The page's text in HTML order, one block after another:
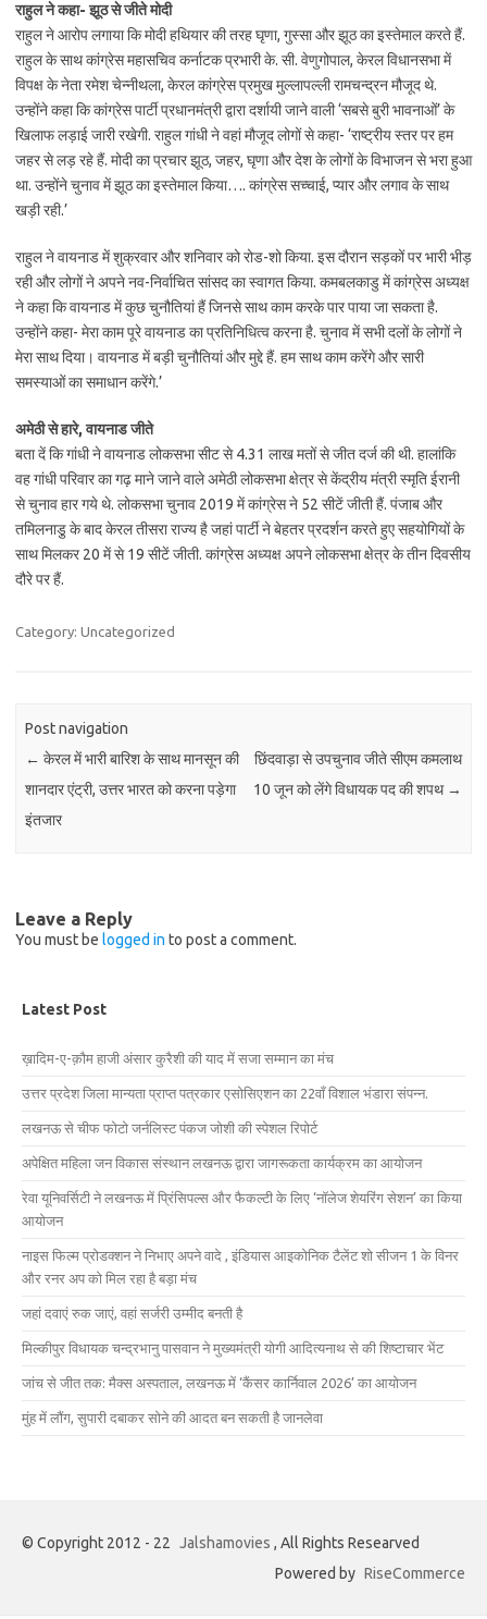
राहुल ने कहा- झूठ से जीते मोदी
राहुल ने आरोप लगाया कि मोदी हथियार की तरह घृणा, गुस्सा और झूठ का इस्तेमाल करते हैं.
राहुल के साथ कांग्रेस महासचिव कर्नाटक प्रभारी के. सी. वेणुगोपाल, केरल विधानसभा में
विपक्ष के नेता रमेश चेन्नीथला, केरल कांग्रेस प्रमुख मुल्लापल्ली रामचन्द्रन मौजूद थे.
उन्होंने कहा कि कांग्रेस पार्टी प्रधानमंत्री द्वारा दर्शायी जाने वाली ‘सबसे बुरी भावनाओं’ के
खिलाफ लड़ाई जारी रखेगी. राहुल गांधी ने वहां मौजूद लोगों से कहा- ‘राष्ट्रीय स्तर पर हम
जहर से लड़ रहे हैं. मोदी का प्रचार झूठ, जहर, घृणा और देश के लोगों के विभाजन से भरा हुआ
था. उन्होंने चुनाव में झूठ का इस्तेमाल किया…. कांग्रेस सच्चाई, प्यार और लगाव के साथ
खड़ी रही.’
राहुल ने वायनाड में शुक्रवार और शनिवार को रोड-शो किया. इस दौरान सड़कों पर भारी भीड़
रही और लोगों ने अपने नव-निर्वाचित सांसद का स्वागत किया. कमबलकाडु में कांग्रेस अध्यक्ष
ने कहा कि वायनाड में कुछ चुनौतियां हैं जिनसे साथ काम करके पार पाया जा सकता है.
उन्होंने कहा- मेरा काम पूरे वायनाड का प्रतिनिधित्व करना है. चुनाव में सभी दलों के लोगों ने
मेरा साथ दिया। वायनाड में बड़ी चुनौतियां और मुद्दे हैं. हम साथ काम करेंगे और सारी
समस्याओं का समाधान करेंगे.’
अमेठी से हारे, वायनाड जीते
बता दें कि गांधी ने वायनाड लोकसभा सीट से 4.31 लाख मतों से जीत दर्ज की थी. हालांकि
वह गांधी परिवार का गढ़ माने जाने वाले अमेठी लोकसभा क्षेत्र से केंद्रीय मंत्री स्मृति ईरानी
से चुनाव हार गये थे. लोकसभा चुनाव 2019 में कांग्रेस ने 52 सीटें जीती हैं. पंजाब और
तमिलनाडु़ के बाद केरल तीसरा राज्य है जहां पार्टी ने बेहतर प्रदर्शन करते हुए सहयोगियों के
साथ मिलकर 20 में से 19 सीटें जीती. कांग्रेस अध्यक्ष अपने लोकसभा क्षेत्र के तीन दिवसीय
दौरे पर हैं.
Category: Uncategorized
Post navigation
← केरल में भारी बारिश के साथ मानसून की
शानदार एंट्री, उत्तर भारत को करना पड़ेगा
इंतजार
छिंदवाड़ा से उपचुनाव जीते सीएम कमलाथ
10 जून को लेंगे विधायक पद की शपथ →
Leave a Reply
You must be logged in to post a comment.
Latest Post
ख़ादिम-ए-क़ौम हाजी अंसार कुरैशी की याद में सजा सम्मान का मंच
उत्तर प्रदेश जिला मान्यता प्राप्त पत्रकार एसोसिएशन का 22वाँ विशाल भंडारा संपन्न.
लखनऊ से चीफ फोटो जर्नलिस्ट पंकज जोशी की स्पेशल रिपोर्ट
अपेक्षित महिला जन विकास संस्थान लखनऊ द्वारा जागरूकता कार्यक्रम का आयोजन
रेवा यूनिवर्सिटी ने लखनऊ में प्रिंसिपल्स और फैकल्टी के लिए ‘नॉलेज शेयरिंग सेशन’ का किया
आयोजन
नाइस फिल्म प्रोडक्शन ने निभाए अपने वादे , इंडियास आइकोनिक टैलेंट शो सीजन 1 के विनर
और रनर अप को मिल रहा है बड़ा मंच
जहां दवाएं रुक जाएं, वहां सर्जरी उम्मीद बनती है
मिल्कीपुर विधायक चन्द्रभानु पासवान ने मुख्यमंत्री योगी आदित्यनाथ से की शिष्टाचार भेंट
जांच से जीत तक: मैक्स अस्पताल, लखनऊ में ‘कैंसर कार्निवाल 2026’ का आयोजन
मुंह में लौंग, सुपारी दबाकर सोने की आदत बन सकती है जानलेवा
© Copyright 2012 - 22 Jalshamovies , All Rights Researved
Powered by RiseCommerce